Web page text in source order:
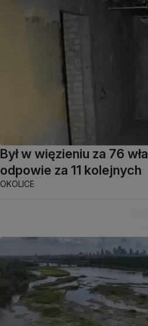
Był w więzieniu za 76
odpowie za 11 kolejnych
OKOLICE